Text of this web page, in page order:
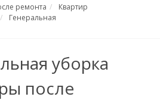
ремонта
Квартир
Генеральная
уборка
после